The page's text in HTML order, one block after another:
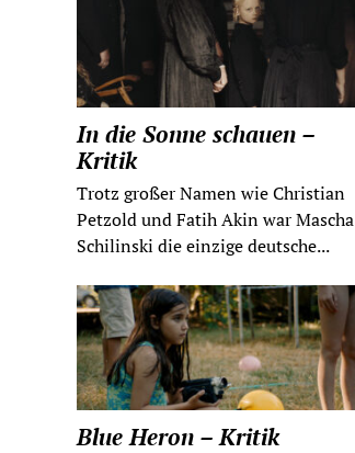
In die Sonne schauen –
Kritik
Trotz großer Namen wie Christian
Petzold und Fatih Akin war Mascha
Schilinski die einzige deutsche...
Blue Heron – Kritik